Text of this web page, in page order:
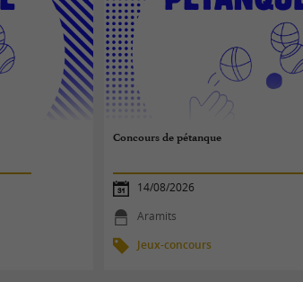
Concours de pétanque
14/08/2026
Aramits
Jeux-concours